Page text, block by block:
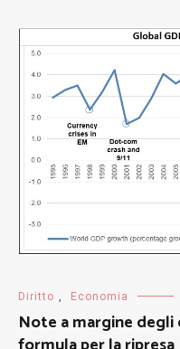
Diritto Economia
Note a margine